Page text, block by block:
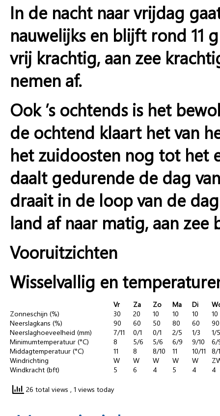
In de nacht naar vrijdag
nauwelijks en blijft rond 11
vrij krachtig, aan zee
nemen af.
Ook ’s ochtends is het
de ochtend klaart het van
het zuidoosten nog tot het
daalt gedurende de dag
draait in de loop van de
land af naar matig, aan
Vooruitzichten
Wisselvallig en
Vr Za Zo Ma Di
Zonneschijn (%)
30 20 10 10 10
10
Neerslagkans (%)
90 60 50 80 60
90
Neerslaghoeveelheid (mm)
7/11 0/1 0/1 2/5 1/3
1/5
Minimumtemperatuur (°C)
8 5/6 5/6 6/9 9/10
6/
Middagtemperatuur (°C)
11 8 8/10 11 10/11
8/
Windrichting
W W W W W
Windkracht (bft)
5 6 4 5 4 4
26 total views , 1 views today